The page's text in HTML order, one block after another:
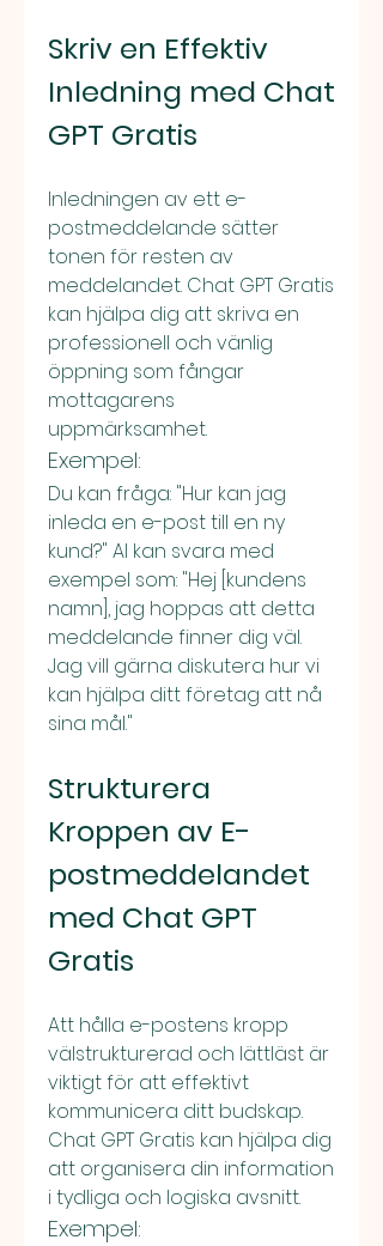
Skriv en Effektiv
Inledning med Chat
GPT Gratis
Inledningen av ett e-
postmeddelande sätter
tonen för resten av
meddelandet. Chat GPT Gratis
kan hjälpa dig att skriva en
professionell och vänlig
öppning som fångar
mottagarens
uppmärksamhet.
Exempel:
Du kan fråga: "Hur kan jag
inleda en e-post till en ny
kund?" AI kan svara med
exempel som: "Hej [kundens
namn], jag hoppas att detta
meddelande finner dig väl.
Jag vill gärna diskutera hur vi
kan hjälpa ditt företag att nå
sina mål."
Strukturera
Kroppen av E-
postmeddelandet
med Chat GPT
Gratis
Att hålla e-postens kropp
välstrukturerad och lättläst är
viktigt för att effektivt
kommunicera ditt budskap.
Chat GPT Gratis kan hjälpa dig
att organisera din information
i tydliga och logiska avsnitt.
Exempel: